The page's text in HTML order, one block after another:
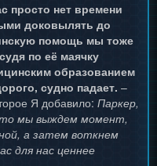
просто нет времени
доковылять до
помощь мы тоже
по её маячку
образованием
судно падает. –
Я добавило: Паркер,
то мы выждем момент,
а затем воткнем
для нас ценнее